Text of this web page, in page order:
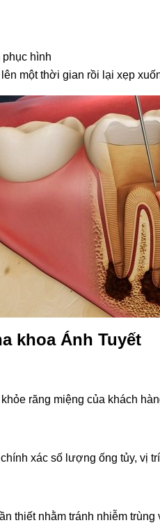
hình
một thời gian rồi lại xẹp
khoa Ánh Tuyết
răng miệng của khách
xác số lượng ống tủy, vị
thiết nhằm tránh nhiễm